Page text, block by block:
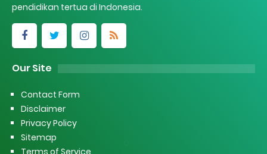
pendidikan tertua di Indonesia.
Our Site
Contact Form
Disclaimer
Privacy Policy
Sitemap
Terms of Service